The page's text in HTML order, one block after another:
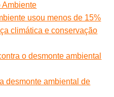
Ambiente
usou menos de 15%
climática e conservação
o desmonte ambiental
desmonte ambiental de